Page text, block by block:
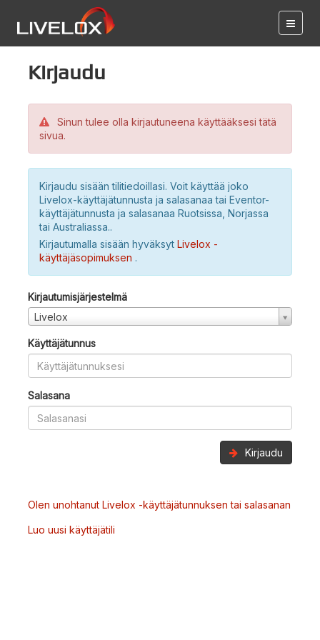
Kirjaudu
Sinun tulee olla kirjautuneena käyttääksesi tätä
sivua.
Kirjaudu sisään tilitiedoillasi. Voit käyttää joko
Livelox-käyttäjätunnusta ja salasanaa tai Eventor-
käyttäjätunnusta ja salasanaa Ruotsissa, Norjassa
tai Australiassa..
Kirjautumalla sisään hyväksyt Livelox -
käyttäjäsopimuksen .
Kirjautumisjärjestelmä
Livelox
Käyttäjätunnus
Salasana
Kirjaudu
Olen unohtanut Livelox -käyttäjätunnuksen tai salasanan
Luo uusi käyttäjätili